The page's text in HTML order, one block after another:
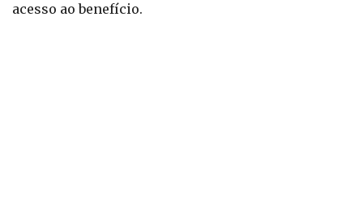
acesso ao benefício.